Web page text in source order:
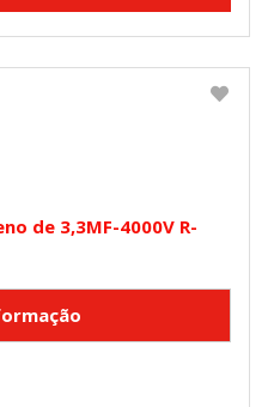
de 3,3MF-4000V R-